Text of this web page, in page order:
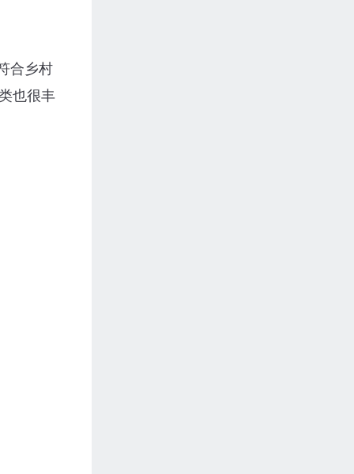
合乡村
也很丰